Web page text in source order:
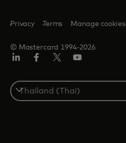
© Mastercard 1994-2026
Privacy Terms Manage cookies
Select
a
country
เตอร์/
เอ็กซ์